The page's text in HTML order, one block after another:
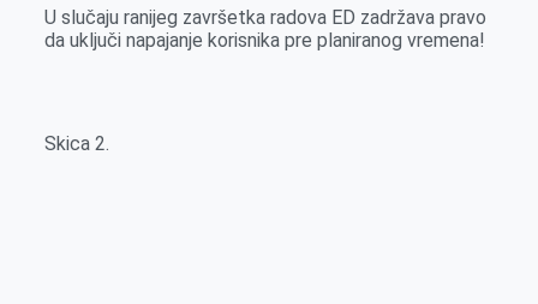
U slučaju ranijeg završetka radova ED zadržava pravo
da uključi napajanje korisnika pre planiranog vremena!
Skica 2.